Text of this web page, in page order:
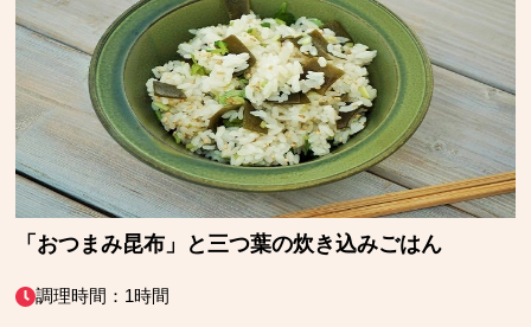
「おつまみ昆布」と三つ葉の炊き込みごはん
調理時間：1時間